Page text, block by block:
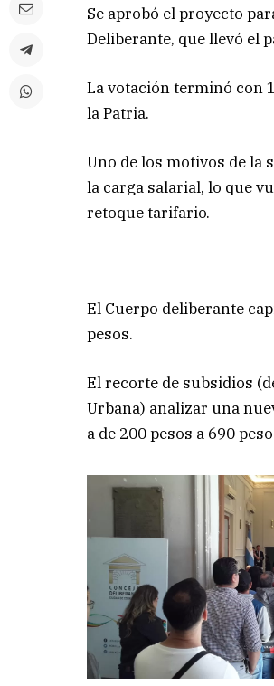
Se aprobó el proyecto
Deliberante, que llevó el
La votación terminó con
la Patria.
Uno de los motivos de la
la carga salarial, lo que
retoque tarifario.
El Cuerpo deliberante
pesos.
El recorte de subsidios
Urbana) analizar una
a de 200 pesos a 690